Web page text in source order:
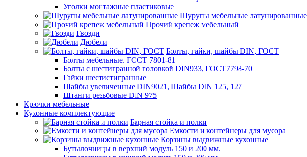
Уголки монтажные пластиковые
Шурупы мебельные латунированные
Прочий крепеж мебельный
Гвозди
Дюбели
Болты, гайки, шайбы DIN, ГОСТ
Болты мебельные, ГОСТ 7801-81
Болты с шестигранной головкой DIN933, ГОСТ7798-70
Гайки шестистигранные
Шайбы увеличенные DIN9021, Шайбы DIN 125, 127
Штанги резьбовые DIN 975
Крючки мебельные
Кухонные комплектующие
Барная стойка и полки
Емкости и контейнеры для мусора
Корзины выдвижные кухонные
Бутылочницы в верхний модуль 150 и 200 мм.